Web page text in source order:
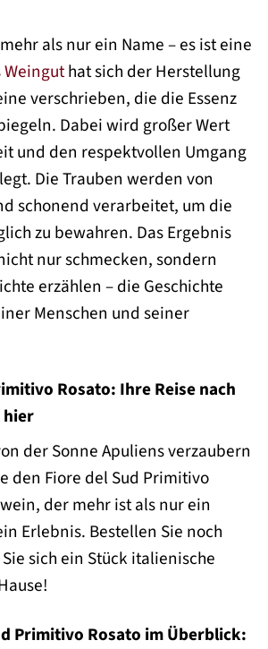
als nur ein Name – es ist eine
Weinguthat sich der Herstellung
verschrieben, die die Essenz
Dabei wird großer Wert
und den respektvollen Umgang
Die Trauben werden von
schonend verarbeitet, um die
zu bewahren. Das Ergebnis
nur schmecken, sondern
erzählen – die Geschichte
Menschen und seiner
Rosato: Ihre Reise nach
hier
der Sonne Apuliens verzaubern
den Fiore del Sud Primitivo
der mehr ist als nur ein
Erlebnis. Bestellen Sie noch
sich ein Stück italienische
Primitivo Rosato im Überblick: